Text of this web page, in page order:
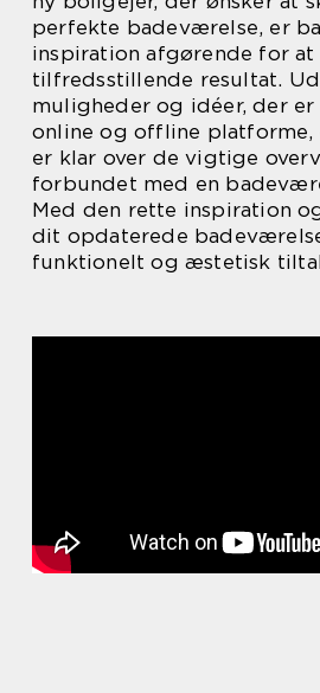
perfekte badeværelse, er
inspiration afgørende for at
tilfredsstillende resultat.
muligheder og idéer, der
online og offline
er klar over de vigtige
forbundet med en
Med den rette inspiration
dit opdaterede
funktionelt og æstetisk